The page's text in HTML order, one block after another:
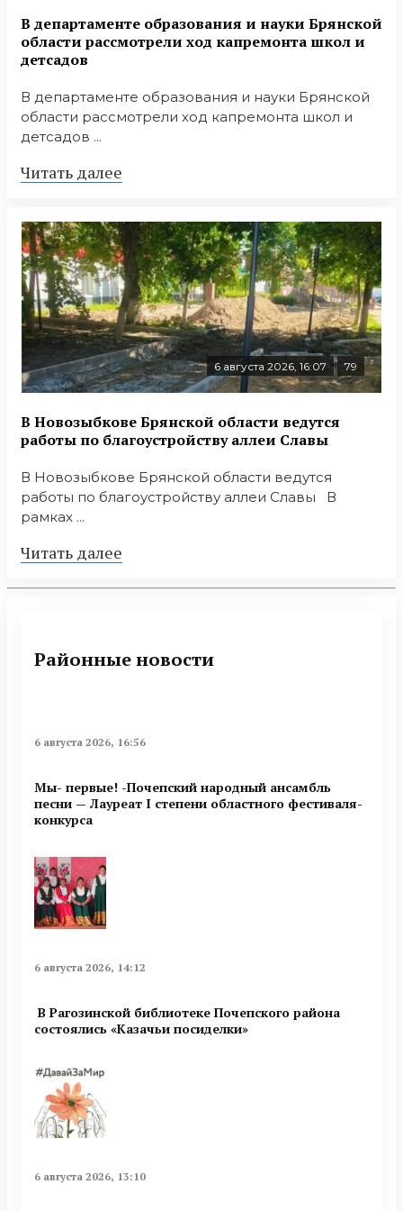
В департаменте образования и науки Брянской
области рассмотрели ход капремонта школ и
детсадов
В департаменте образования и науки Брянской
области рассмотрели ход капремонта школ и
детсадов ...
Читать далее
6 августа 2026, 16:07 79
В Новозыбкове Брянской области ведутся
работы по благоустройству аллеи Славы
В Новозыбкове Брянской области ведутся
работы по благоустройству аллеи Славы В
рамках ...
Читать далее
Районные новости
6 августа 2026, 16:56
Мы- первые! -Почепский народный ансамбль
песни — Лауреат I степени областного фестиваля-
конкурса
6 августа 2026, 14:12
В Рагозинской библиотеке Почепского района
состоялись «Казачьи посиделки»
6 августа 2026, 13:10